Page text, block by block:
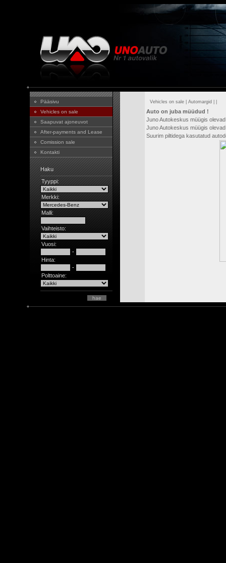
Pääsivu
Vehicles on sale
Saapuvat ajoneuvot
After-payments and Lease
Comission sale
Kontakti
Haku
Tyyppi:
Merkki:
Malli:
Vaihteisto:
Vuosi:
-
Hinta:
-
Polttoaine:
Vehicles on sale| Automargid
Auto on juba müüdud !
Juno Autokeskus müügis
Juno Autokeskus müügis
Suurim piltidega kasutatud